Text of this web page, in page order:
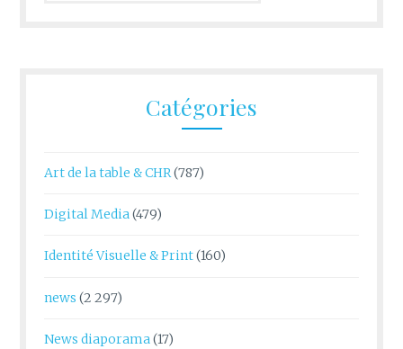
Catégories
Art de la table & CHR(787)
Digital Media(479)
Identité Visuelle & Print(160)
news (2 297)
News diaporama(17)